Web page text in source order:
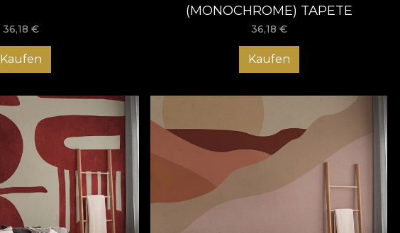
36,18 €
Kaufen
(MONOCHROME) TAPETE
36,18 €
Kaufen